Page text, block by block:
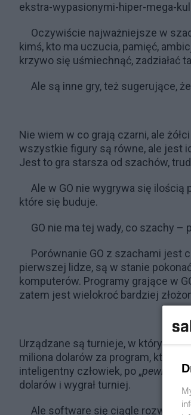
ekstra-wypasionymi-hiper-mega-
Oczywiście najważniejsze w
kimś, kto ma uczucia, pamięć,
krzywo się uśmiechnąć, zadziałać
Ale są inne gry, też sugerujące,
Nie wiem w co grają czarni, ale
wszystkie figury są równe, ale jest
Jest to gra starsza od szachów,
Ale w GO nie wygrywa się ilością
które się buduje.
GO nie ma tej wady, co szachy –
Porównanie GO z szachami jest
pierwszej lidze, są w stanie
komputerów. Programy grające w
zatem jest wielokroć bardziej
Urządzane są turnieje, w których
miliona dolarów za program, który
inteligentny człowiek, po „pewnym
dolarów i wygrał turniej.
Ale software się ciągle rozwija.